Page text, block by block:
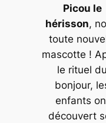
Picou le
hérisson,
toute
mascotte !
le rituel du
bonjour,
enfants
découvert